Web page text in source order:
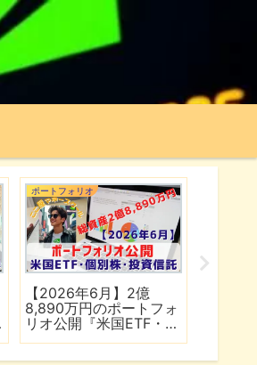
ポートフォリオ
【2026年6月】2億
8,890万円のポートフォ
リオ公開『米国ETF・個